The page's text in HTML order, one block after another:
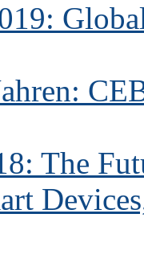
The